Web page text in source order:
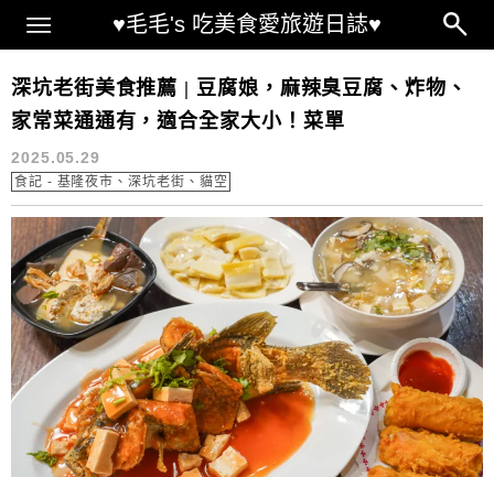
♥毛毛's 吃美食愛旅遊日誌♥
Main Menu
深坑老街 餐廳推薦
深坑老街美食推薦 | 豆腐娘，麻辣臭豆腐、炸物、
家常菜通通有，適合全家大小！菜單
2025.05.29
食記 - 基隆夜市、深坑老街、貓空